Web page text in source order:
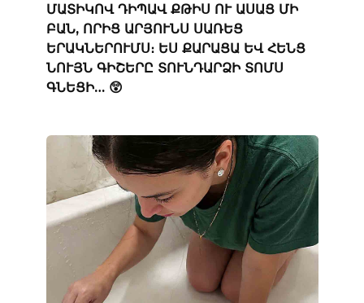
ՄԱՏԻԿՈՎ ԴԻՊԱՎ ՔԹԻՍ ՈՒ ԱՍԱՑ ՄԻ
ԲԱՆ, ՈՐԻՑ ԱՐՅՈՒՆՍ ՍԱՌԵՑ
ԵՐԱԿՆԵՐՈՒՄՍ։ ԵՍ ՔԱՐԱՑԱ ԵՎ ՀԵՆՑ
ՆՈՒՅՆ ԳԻՇԵՐԸ ՏՈՒՆԴԱՐՁԻ ՏՈՄՍ
ԳՆԵՑԻ… 😲